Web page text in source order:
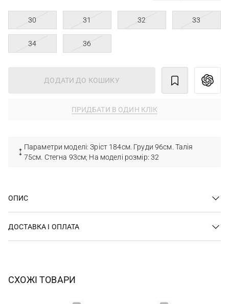
30 31 32 33
34 36
ДОДАТИ ДО КОШИКУ
ПРИДБАТИ В ОДИН КЛІК
Параметри моделі: Зріст 184см. Груди 96см. Талія
75см. Стегна 93см; На моделі розмір: 32
ОПИС
ДОСТАВКА І ОПЛАТА
СХОЖІ ТОВАРИ